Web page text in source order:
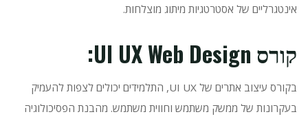
אינטגרליים של אסטרטגיות מיתוג מוצלחות.
קורס UI UX Web Design:
בקורס עיצוב אתרים של UI UX, התלמידים יכולים לצפות להעמיק
בעקרונות של ממשק משתמש וחווית משתמש. מהבנת הפסיכולוגיה